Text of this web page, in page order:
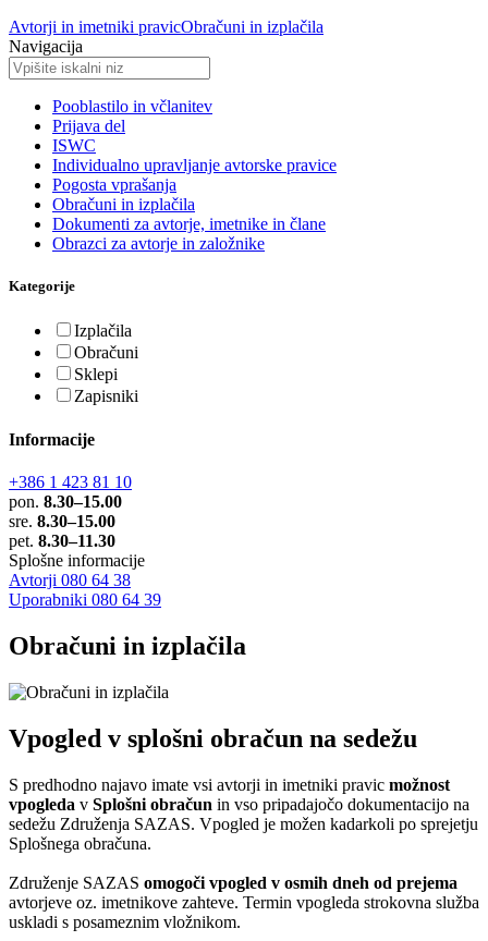
Avtorji in imetniki pravicObračuni in izplačila
Navigacija
Pooblastilo in včlanitev
Prijava del
ISWC
Individualno upravljanje avtorske pravice
Pogosta vprašanja
Obračuni in izplačila
Dokumenti za avtorje, imetnike in člane
Obrazci za avtorje in založnike
Kategorije
Izplačila
Obračuni
Sklepi
Zapisniki
Informacije
+386 1 423 81 10
pon. 8.30–15.00
sre. 8.30–15.00
pet. 8.30–11.30
Splošne informacije
Avtorji 080 64 38
Uporabniki 080 64 39
Obračuni in izplačila
Vpogled v splošni obračun na sedežu
S predhodno najavo imate vsi avtorji in imetniki pravic možnost
vpogleda v Splošni obračun in vso pripadajočo dokumentacijo na
sedežu Združenja SAZAS. Vpogled je možen kadarkoli po sprejetju
Splošnega obračuna.
Združenje SAZAS omogoči vpogled v osmih dneh od prejema
avtorjeve oz. imetnikove zahteve. Termin vpogleda strokovna služba
uskladi s posameznim vložnikom.